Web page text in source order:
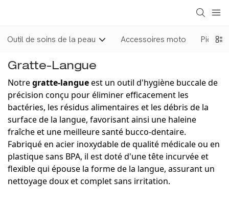
Outil de soins de la peau Accessoires moto Pièces
Gratte-Langue
Notregratte-langueest un outil d'hygiène buccale de
précision conçu pour éliminer efficacement les
bactéries, les résidus alimentaires et les débris de la
surface de la langue, favorisant ainsi une haleine
fraîche et une meilleure santé bucco-dentaire.
Fabriqué en acier inoxydable de qualité médicale ou en
plastique sans BPA, il est doté d'une tête incurvée et
flexible qui épouse la forme de la langue, assurant un
nettoyage doux et complet sans irritation.